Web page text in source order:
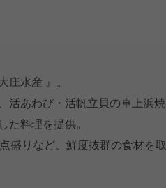
水産 』。
活あわび・活帆立貝の卓上浜
料理を提供。
盛りなど、鮮度抜群の食材を